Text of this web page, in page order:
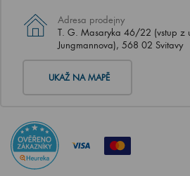
Adresa prodejny
T. G. Masaryka 46/22 (vstup z
Jungmannova), 568 02 Svitavy
UKAŽ NA MAPĚ